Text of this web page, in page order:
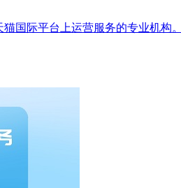
国际平台上运营服务的专业机